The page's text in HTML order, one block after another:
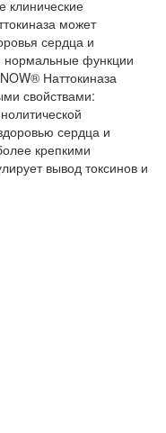
клинические
может
сердца и
нормальные функции
Наттокиназа
свойствами:
сердца и
крепкими
вывод токсинов и